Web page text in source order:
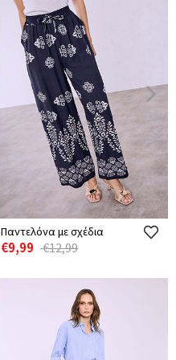
Παντελόνα με σχέδια
€9,99 €12,99